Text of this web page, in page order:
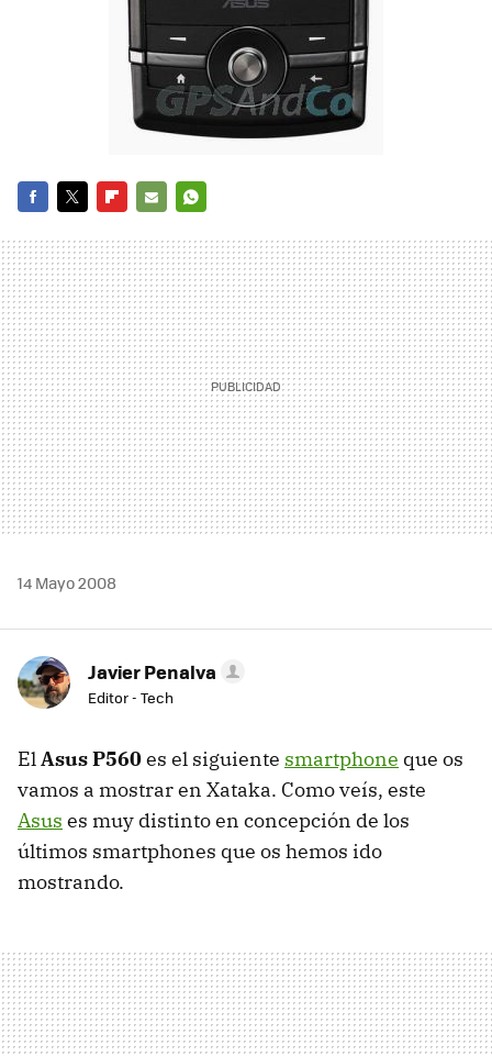
MAIL
14 Mayo 2008
Javier Penalva
Editor - Tech
ElAsus P560es el siguiente smartphone que os
vamos a mostrar en Xataka. Como veís, este
Asus es muy distinto en concepción de los
últimos smartphones que os hemos ido
mostrando.